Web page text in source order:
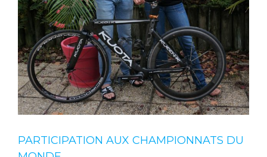
PARTICIPATION AUX CHAMPIONNATS DU